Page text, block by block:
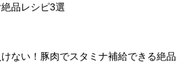
品レシピ3選
ない！豚肉でスタミナ補給できる絶品